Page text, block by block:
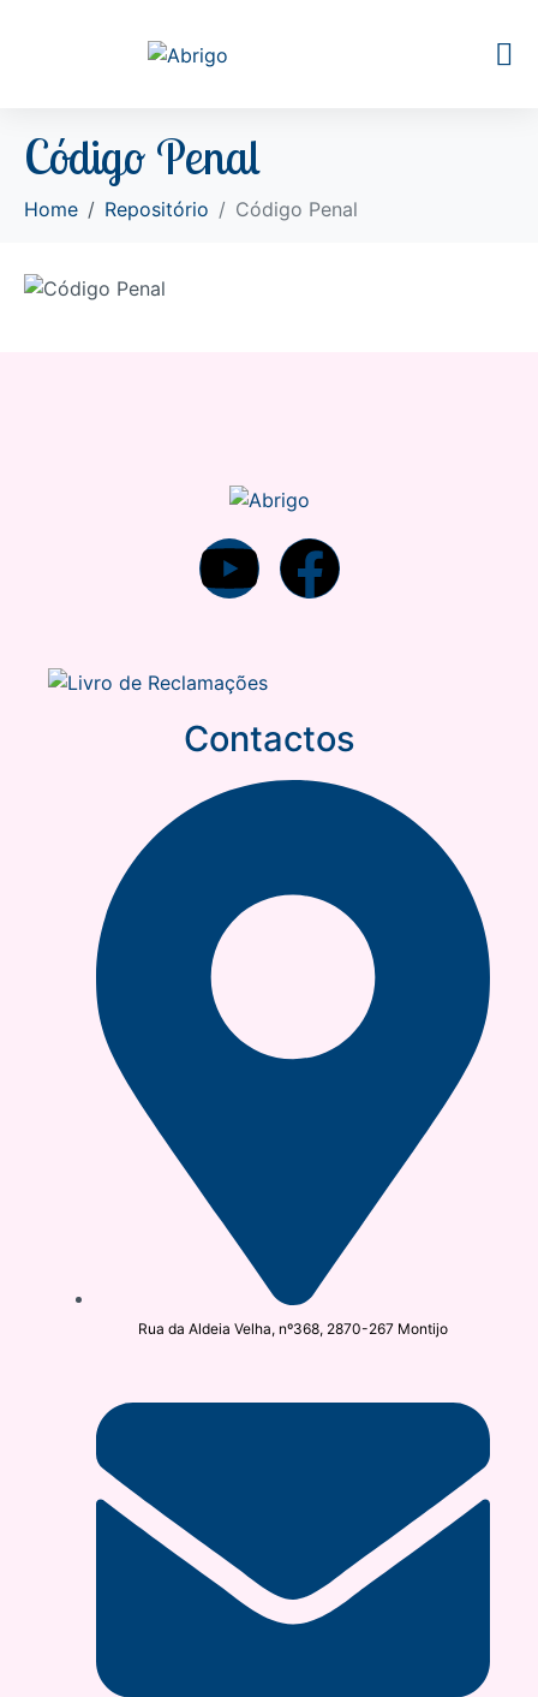
Código Penal
Home Repositório Código Penal
Contactos
Rua da Aldeia Velha, nº368, 2870-267 Montijo